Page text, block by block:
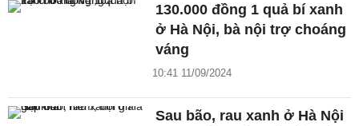
130.000 đồng 1 quả bí xanh
ở Hà Nội, bà nội trợ choáng
váng
10:41 11/09/2024
Sau bão, rau xanh ở Hà Nội